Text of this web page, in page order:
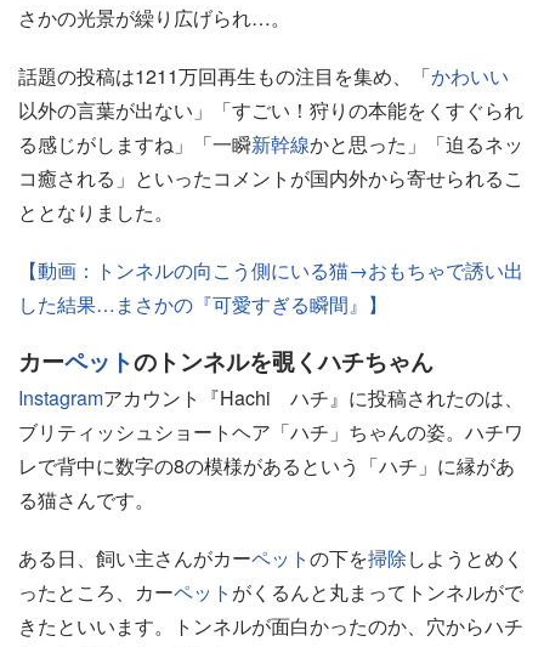
さかの光景が繰り広げられ…。
話題の投稿は1211万回再生もの注目を集め、「かわいい
以外の言葉が出ない」「すごい！狩りの本能をくすぐられ
る感じがしますね」「一瞬新幹線かと思った」「迫るネッ
コ癒される」といったコメントが国内外から寄せられるこ
ととなりました。
【動画：トンネルの向こう側にいる猫→おもちゃで誘い出
した結果…まさかの『可愛すぎる瞬間』】
カーペットのトンネルを覗くハチちゃん
Instagramアカウント『Hachi ハチ』に投稿されたのは、
ブリティッシュショートヘア「ハチ」ちゃんの姿。ハチワ
レで背中に数字の8の模様があるという「ハチ」に縁があ
る猫さんです。
ある日、飼い主さんがカーペットの下を掃除しようとめく
ったところ、カーペット がくるんと丸まってトンネルがで
きたといいます。トンネルが面白かったのか、穴からハチ